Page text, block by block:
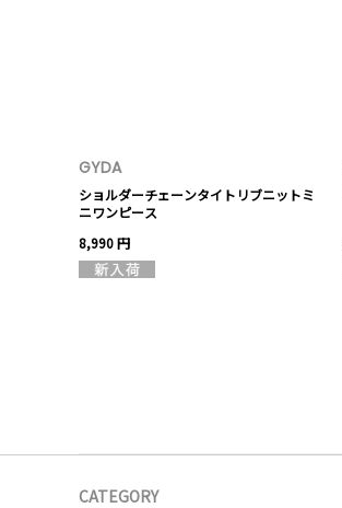
GYDA
ショルダーチェーンタイトリブニットミ
ニワンピース
8,990 円
CATEGORY